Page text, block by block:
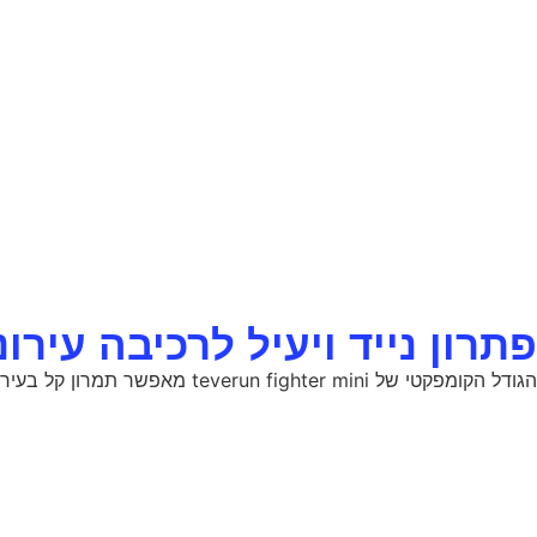
פתרון נייד ויעיל לרכיבה
הגודל הקומפקטי של teverun fighter mini מאפשר תמרון קל בעיר, אחסון נוח וקיפול פשוט. הטווח והנוחות מתאימים לשגרה יומיומית בלי תלות בטעינה אחרי כל נסיעה.